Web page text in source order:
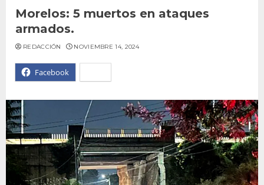
Morelos: 5 muertos en ataques
armados.
Facebook
REDACCIÓN NOVIEMBRE 14, 2024